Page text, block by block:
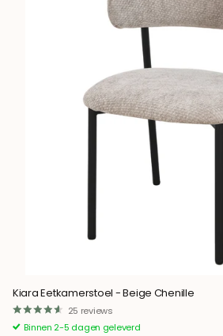
Kiara Eetkamerstoel - Beige Chenille
25 reviews
Binnen 2-5 dagen geleverd